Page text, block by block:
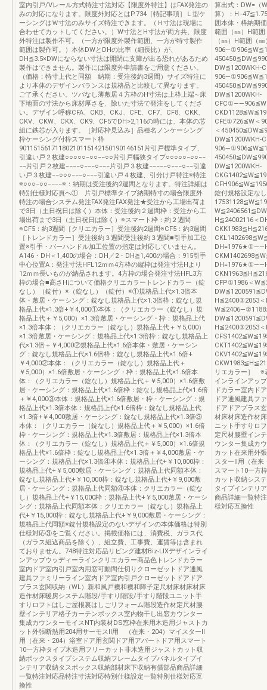
室内引戸/Vレール方式特注寸法対応【限度外特注】はFAX発注の
みの対応になります。限度外対応とはP.734［特記事項］Ｌ型ケ
ーシングはＷ寸法のみサイズ特注できます。（Ｈ寸法は現場に
合わせてカットしてください。）W寸法とH寸法が両方共、限度
外特注は製作不可。（一方が限度外製作範囲、一方が特寸製作
範囲は製作可。）本体DWとDHの比率（細長比）が、
DH≦3.5×DWにならない寸法は開閉に支障が出る恐れがあるため
製作はできません。製作には限度外申請書をご用意ください。
（価格：特寸上代と同額 納期：受注後約3週間）サイズ特注に
より本体のデザインバランスは規格品と比較して異なります。
ご了承ください。ツバなし薄敷居４方枠のH寸法は上枠上端∼床
下地面の寸法から床材厚さを、除いた寸法で発注をしてくださ
い。デザイン呼称CFA、CKB、CKJ、CFE、CF7、CF8、CKK、
CKV、CKW、CKX、CK9、CF5でDH>2,116の時には、本体の芯
組に鉄芯が入ります。［対応枠見込み］品種名ノンケーシング
枠ケーシング付枠スマート枠
90115156171180210115142150190146151片引戸標準タイプ、
引違い戸２枚建○○○○○−○○−−○○片引戸幅狭タイプ○○○○○−○○−−
−−片引戸２枚建−−−−○−−−○−−−片引戸３枚建−−−−−○−−−○−−引違
い戸３枚建−−○○○−−−○−−−引違い戸４枚建、引分け戸特注※特注
※○○○−○○−−−−※：納期は受注後約2週間となります。特注詳細は
特別仕様対応頁へ① 片引戸標準タイプ納期特寸の場合限度外
特注の場合システム発注FAX発注FAX発注★受注から工場出荷ま
で3日（土日祝日は除く）本体：受注後約２週間枠：受注から工
場出荷まで3日（土日祝日は除く）※スマート枠：約２週間
※CF5：約3週間［クリエカラー］受注後約2週間※CF5：約3週間
［トレンドカラー］受注後約３週間受注後約３週間■引手加工位
置※引手・バーハンドル加工位置の指定は対応していません。
A146・DH＜1,400の場合：DH／2・DH≧1,400の場合：915引手
中心位置A：発注寸法HFL12ｍｍ4方枠の縦枠は発注寸法Hより
12ｍｍ長いものが納品されます。4方枠の場合発注寸法HFL3方
枠の場合■高さHについて価格クリエカラートレンドカラー（錠
なし）（錠付）※（錠なし）（錠付）※①規格品上代×1.3倍本
体・敷居・ケーシング：錠なし規格品上代×1.3倍枠：錠なし規
格品上代×1.3倍+￥4,000①本体：（クリエカラー（錠なし）規
格品上代＋￥5,000）×1.3倍敷居・ケーシング・枠：規格品上代
×1.3倍本体：（クリエカラー（錠なし）規格品上代＋￥5,000）
×1.3倍敷居・ケーシング：規格品上代×1.3倍枠：錠なし規格品上
代×1.3倍＋￥4,000②規格品上代×1.6倍本体・敷居・ケーシン
グ：錠なし規格品上代×1.6倍枠：錠なし規格品上代×1.6倍+
￥4,000②本体：（クリエカラー（錠なし）規格品上代＋
￥5,000）×1.6倍敷居・ケーシング・枠：規格品上代×1.6倍本
体：（クリエカラー（錠なし）規格品上代＋￥5,000）×1.6倍敷
居・ケーシング：規格品上代×1.6倍枠：錠なし規格品上代×1.6倍
＋￥4,000③本体：規格品上代×1.6倍敷居・枠・ケーシング：規
格品上代×1.3倍本体：規格品上代×1.6倍枠：錠なし規格品上代
×1.3倍+￥4,000敷居・ケーシング：錠なし規格品上代×1.3倍③
本体：（クリエカラー（錠なし）規格品上代＋￥5,000）×1.6倍
枠・ケーシング：規格品上代×1.3倍敷居：規格品上代×1.3倍本
体：（クリエカラー（錠なし）規格品上代＋￥5,000）×1.6倍規
格品上代×1.6倍枠：錠なし規格品上代×1.3倍＋￥4,000敷居・ケ
ーシング：規格品上代×1.3倍④本体：規格品上代+￥10,000枠：
規格品上代+￥5,000敷居・ケーシング：規格品上代同額本体：
錠なし規格品上代+￥10,000枠：錠なし規格品上代+￥9,000敷
居・ケーシング：規格品上代同額④本体：クリエカラー（錠な
し）規格品上代+￥15,000枠：規格品上代+￥5,000敷居・ケーシ
ング：規格品上代同額本体：クリエカラー（錠なし）規格品上
代+￥15,000枠：錠なし規格品上代+￥9,000敷居・ケーシング：
規格品上代同額※錠付規格設定のないデザインの本体価格は特別
仕様対応③をご覧ください。掲載価格には、消費税、ガラス代
（ガラス組込商品を除く）、組立費、工事費、運賃等は含まれ
ておりません。748特注対応品リビング建材Biz-LIXデザインライ
ンアップウッディーラインクリエカラー商品色トレンドカラー
室内ドア室内引戸室内用窓可動間仕切りクローゼットドア通風
建具ファミリーライン室内ドア室内引戸クローゼットドアドア
プラス玄関収納（WL）新和風戸襖和襖和障子定尺材床材床材床
造作材床暖房システム階段/手すり階段/手すり階段ユニット手
すりロフトはしご屋根裏はしごリフォーム階段造作材定尺材腰
壁インテリア格子カーテンボックス室内物干し出窓カウンター
集成カウンターモイスNT内装材DS窓枠在来用木造用ジャストカ
ット外張断熱用204用サーモスⅡ用 （在来・204）マイスターⅡ
用（在来・204）浴室ドア用玄関ドア用アパートドア用スマート
10一方枠タイプ木造用フリーカット非木造用ジャストカット収
納ボックスタイプシステム収納フレームタイプパネルタイプイ
ンテリア収納タスボックス収納部材床下収納有償部品商品詳細
一覧特注対応品特注寸法対応特別仕様設定一覧特別仕様対応互
換性
算出式：DW=（
算）：
囲本体・枠納期
範囲（㎜）H範
（㎜）H範囲（
DW≦1200WKH-
DW≦1200WKH-
CFE①726≦W＜
＜
DW≦1200WKH-
DW≦1200WKH-
錠付規格設定な
H≦24002116＜
CFP①1986＜
H≦2400③2053＜
H≦2400③2053＜
リエカラー］ ※
インラインアッ
ドカラー室内ド
ドア通風建具フ
ドアドアプラス
材床材床造作材
ニット手すりロ
定尺材腰壁イン
ウンター集成カ
カット在来用外
スターⅡ用（在来
スマート10一方
カット収納シス
タイプインテリ
商品詳細一覧特
様対応互換性